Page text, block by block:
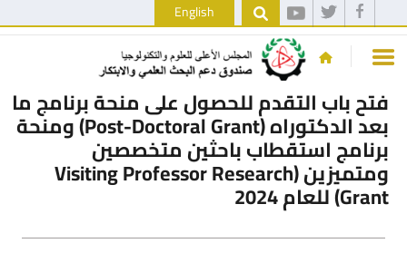
English
فتح باب التقدم للحصول على منحة برنامج ما
بعد الدكتوراه (Post-Doctoral Grant) ومنحة
برنامج استقطاب باحثين متخصصين
ومتميزين (Visiting Professor Research
Grant) للعام 2024